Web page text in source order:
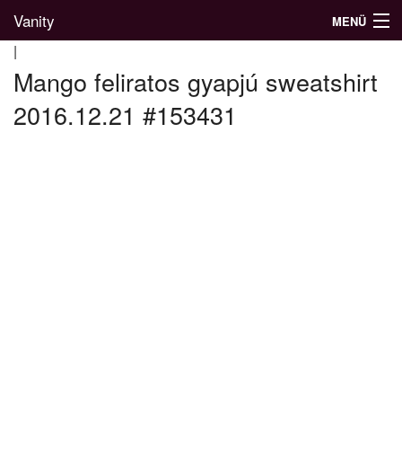
Vanity MENÜ
Divatblog
|
Mango feliratos gyapjú sweatshirt
2016.12.21 #153431